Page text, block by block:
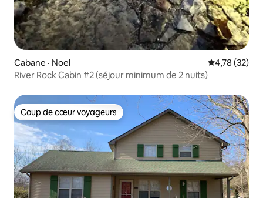
Cabane · Noel Note
4,78 (32)
River Rock Cabin #2 (séjour minimum de 2 nuits)
Coup de cœur voyageurs
Coup de cœur voyageurs